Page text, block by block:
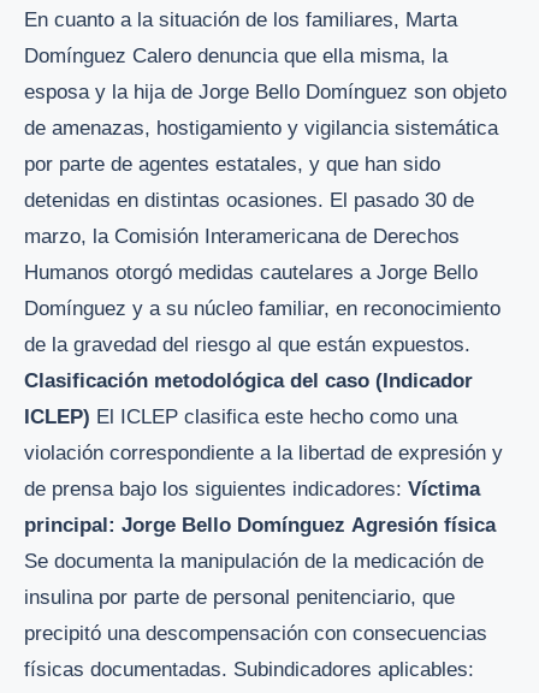
En cuanto a la situación de los familiares, Marta
Domínguez Calero denuncia que ella misma, la
esposa y la hija de Jorge Bello Domínguez son objeto
de amenazas, hostigamiento y vigilancia sistemática
por parte de agentes estatales, y que han sido
detenidas en distintas ocasiones. El pasado 30 de
marzo, la Comisión Interamericana de Derechos
Humanos otorgó medidas cautelares a Jorge Bello
Domínguez y a su núcleo familiar, en reconocimiento
de la gravedad del riesgo al que están expuestos.
Clasificación metodológica del caso (Indicador
ICLEP) El ICLEP clasifica este hecho como una
violación correspondiente a la libertad de expresión y
de prensa bajo los siguientes indicadores: Víctima
principal: Jorge Bello Domínguez Agresión física
Se documenta la manipulación de la medicación de
insulina por parte de personal penitenciario, que
precipitó una descompensación con consecuencias
físicas documentadas. Subindicadores aplicables: